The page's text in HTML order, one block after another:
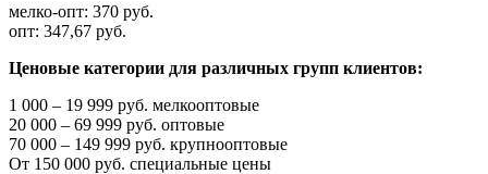
мелко-опт: 370 руб.
опт: 347,67 руб.
Ценовые категории для различных групп клиентов:
1 000 – 19 999 руб. мелкооптовые
20 000 – 69 999 руб. оптовые
70 000 – 149 999 руб. крупнооптовые
От 150 000 руб. специальные цены